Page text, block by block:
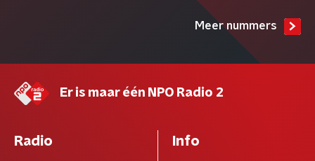
Meer nummers
Er is maar één NPO Radio 2
Radio Info